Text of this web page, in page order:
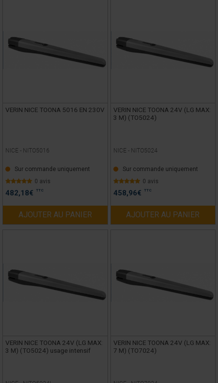
VERIN NICE TOONA 5016 EN 230V
NICE - NITO5016
Sur commande uniquement
0 avis
482,18€ TTC
AJOUTER AU PANIER
VERIN NICE TOONA 24V (LG MAX:
3 M) (TO5024)
NICE - NITO5024
Sur commande uniquement
0 avis
458,96€ TTC
AJOUTER AU PANIER
VERIN NICE TOONA 24V (LG MAX:
3 M) (TO5024) usage intensif
VERIN NICE TOONA 24V (LG MAX:
7 M) (TO7024)